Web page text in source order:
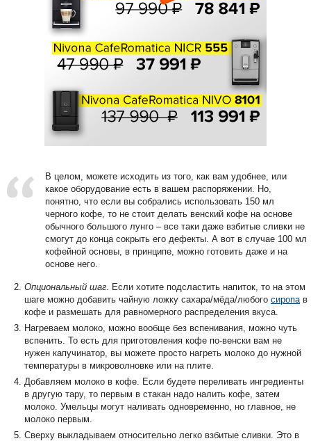
В целом, можете исходить из того, как вам удобнее, или
какое оборудование есть в вашем распоряжении. Но,
понятно, что если вы собрались использовать 150 мл
черного кофе, то не стоит делать венский кофе на основе
обычного большого лунго – все таки даже взбитые сливки не
смогут до конца сокрыть его дефекты. А вот в случае 100 мл
кофейной основы, в принципе, можно готовить даже и на
основе него.
Опциональный шаг . Если хотите подсластить напиток, то на этом
шаге можно добавить чайную ложку сахара/мёда/любого сиропа в
кофе и размешать для равномерного распределения вкуса.
Нагреваем молоко, можно вообще без вспенивания, можно чуть
вспенить. То есть для приготовления кофе по-венски вам не
нужен капучинатор, вы можете просто нагреть молоко до нужной
температуры в микроволновке или на плите.
Добавляем молоко в кофе. Если будете переливать ингредиенты
в другую тару, то первым в стакан надо налить кофе, затем
молоко. Умельцы могут наливать одновременно, но главное, не
молоко первым.
Сверху выкладываем относительно легко взбитые сливки. Это в